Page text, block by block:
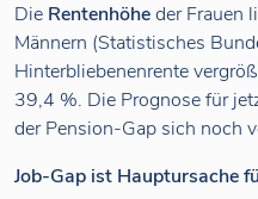
Die Rentenhöheder Frauen
Männern (Statistisches
Hinterbliebenenrente
39,4 %. Die Prognose für
der Pension-Gap sich noch
Job-Gap ist Hauptursache